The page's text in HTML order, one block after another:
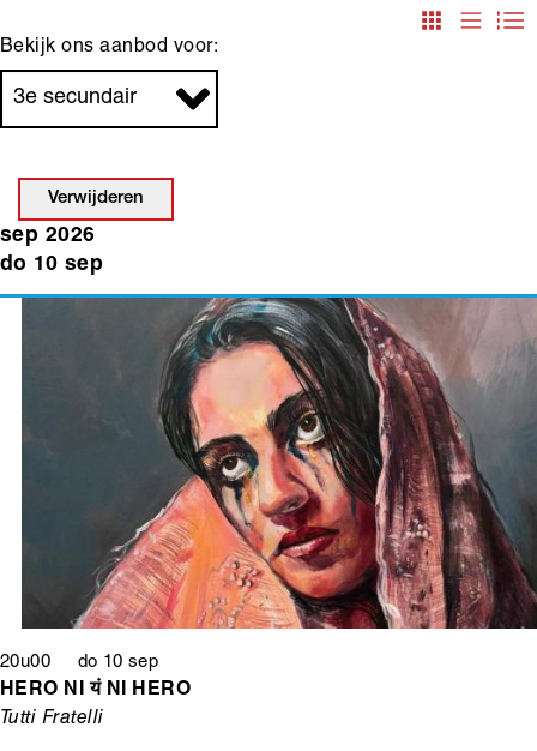
Bekijk ons aanbod voor:
Verwijderen
sep 2026
do 10 sep
20u00 do 10 sep
HERO NI यं NI HERO
Tutti Fratelli